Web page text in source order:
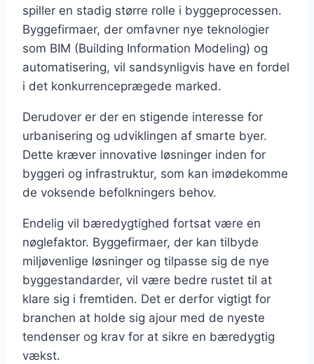
spiller en stadig større rolle i byggeprocessen.
Byggefirmaer, der omfavner nye teknologier
som BIM (Building Information Modeling) og
automatisering, vil sandsynligvis have en fordel
i det konkurrenceprægede marked.
Derudover er der en stigende interesse for
urbanisering og udviklingen af smarte byer.
Dette kræver innovative løsninger inden for
byggeri og infrastruktur, som kan imødekomme
de voksende befolkningers behov.
Endelig vil bæredygtighed fortsat være en
nøglefaktor. Byggefirmaer, der kan tilbyde
miljøvenlige løsninger og tilpasse sig de nye
byggestandarder, vil være bedre rustet til at
klare sig i fremtiden. Det er derfor vigtigt for
branchen at holde sig ajour med de nyeste
tendenser og krav for at sikre en bæredygtig
vækst.